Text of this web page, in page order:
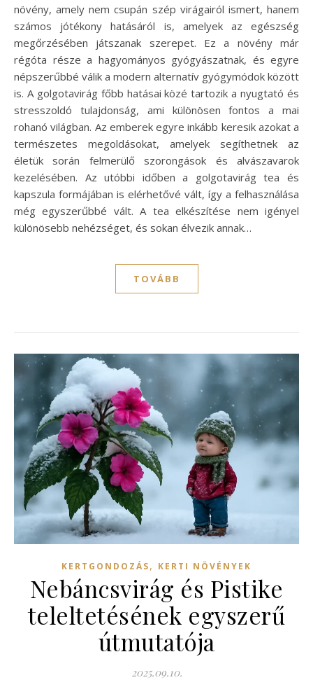
növény, amely nem csupán szép virágairól ismert, hanem
számos jótékony hatásáról is, amelyek az egészség
megőrzésében játszanak szerepet. Ez a növény már
régóta része a hagyományos gyógyászatnak, és egyre
népszerűbbé válik a modern alternatív gyógymódok között
is. A golgotavirág főbb hatásai közé tartozik a nyugtató és
stresszoldó tulajdonság, ami különösen fontos a mai
rohanó világban. Az emberek egyre inkább keresik azokat a
természetes megoldásokat, amelyek segíthetnek az
életük során felmerülő szorongások és alvászavarok
kezelésében. Az utóbbi időben a golgotavirág tea és
kapszula formájában is elérhetővé vált, így a felhasználása
még egyszerűbbé vált. A tea elkészítése nem igényel
különösebb nehézséget, és sokan élvezik annak…
TOVÁBB
KERTGONDOZÁS, KERTI NÖVÉNYEK
Nebáncsvirág és Pistike
teleltetésének egyszerű
útmutatója
2025.09.10.